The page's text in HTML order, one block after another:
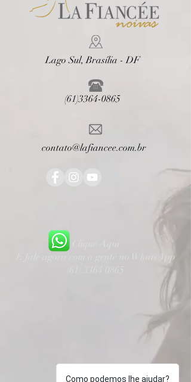
Lago Sul, Brasília - DF
(61)3364-0865
contato@lafiancee.com.br
E fale agora com a gente no WhatsApp
Como podemos lhe ajudar?